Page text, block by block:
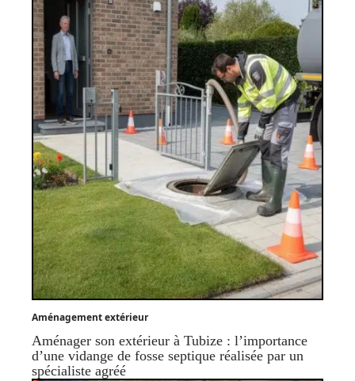
Aménagement extérieur
Aménager son extérieur à Tubize : l’importance
d’une vidange de fosse septique réalisée par un
spécialiste agréé